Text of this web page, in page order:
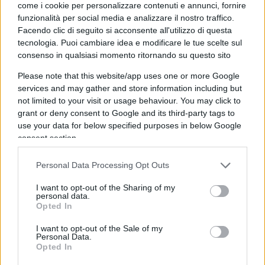
come i cookie per personalizzare contenuti e annunci, fornire
funzionalità per social media e analizzare il nostro traffico.
Facendo clic di seguito si acconsente all'utilizzo di questa
tecnologia. Puoi cambiare idea e modificare le tue scelte sul
consenso in qualsiasi momento ritornando su questo sito
Please note that this website/app uses one or more Google
services and may gather and store information including but
not limited to your visit or usage behaviour. You may click to
grant or deny consent to Google and its third-party tags to
use your data for below specified purposes in below Google
consent section.
Personal Data Processing Opt Outs
I want to opt-out of the Sharing of my
personal data.
Opted In
I want to opt-out of the Sale of my
Personal Data.
Opted In
finale se l’Occidente desse retta a Santoro e
smettesse di rifornire l’Ucraina di armi e
munizioni.
Il fatto che un giornalista che si professa libero e
indipendente, e che per questoin carriera ne ha
combinate di tutti i colori , minacci una querela,
dice bene quanto si allunga la sua coda di paglia,
di quanto deboli siano le sue argomentazioni, di
una pace astratta, senza porre condizioni
accettabili per entrambi i contendenti. Se Santoro
volesse davvero la pace e non la resa
dell’Occidente, dovrebbe infatti marciare sì, ma